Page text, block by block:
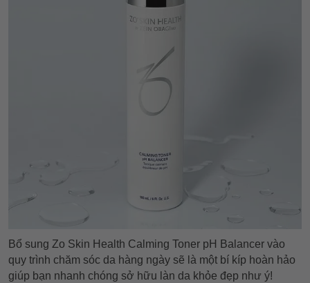
Bổ sung Zo Skin Health Calming Toner pH Balancer vào
quy trình chăm sóc da hàng ngày sẽ là một bí kíp hoàn hảo
giúp bạn nhanh chóng sở hữu làn da khỏe đẹp như ý!